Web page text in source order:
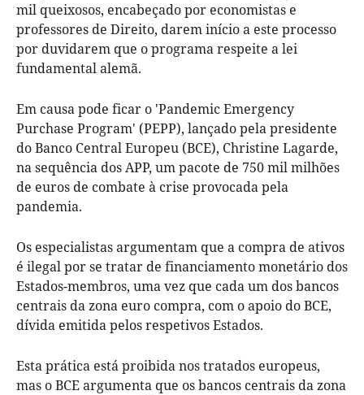
mil queixosos, encabeçado por economistas e
professores de Direito, darem início a este processo
por duvidarem que o programa respeite a lei
fundamental alemã.
Em causa pode ficar o 'Pandemic Emergency
Purchase Program' (PEPP), lançado pela presidente
do Banco Central Europeu (BCE), Christine Lagarde,
na sequência dos APP, um pacote de 750 mil milhões
de euros de combate à crise provocada pela
pandemia.
Os especialistas argumentam que a compra de ativos
é ilegal por se tratar de financiamento monetário dos
Estados-membros, uma vez que cada um dos bancos
centrais da zona euro compra, com o apoio do BCE,
dívida emitida pelos respetivos Estados.
Esta prática está proibida nos tratados europeus,
mas o BCE argumenta que os bancos centrais da zona